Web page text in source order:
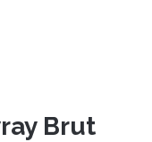
Brut